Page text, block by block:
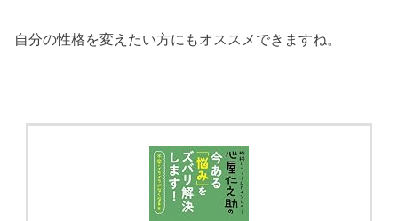
自分の性格を変えたい方にもオススメできますね。